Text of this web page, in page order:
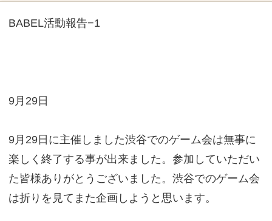
BABEL活動報告−1
9月29日
9月29日に主催しました渋谷でのゲーム会は無事に
楽しく終了する事が出来ました。参加していただい
た皆様ありがとうございました。渋谷でのゲーム会
は折りを見てまた企画しようと思います。